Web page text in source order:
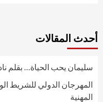
أحدث المقالات
سليمان يحب الحياة… بقلم
المهنية